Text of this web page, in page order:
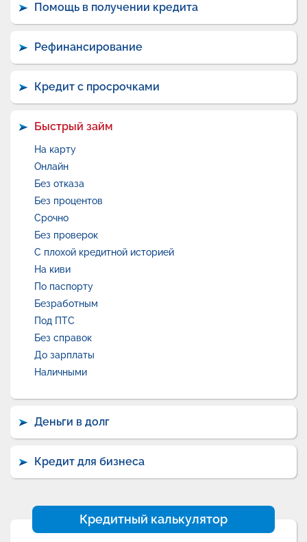
Помощь в получении кредита
Рефинансирование
Кредит с просрочками
Быстрый займ
На карту
Онлайн
Без отказа
Без процентов
Срочно
Без проверок
С плохой кредитной историей
На киви
По паспорту
Безработным
Под ПТС
Без справок
До зарплаты
Наличными
Деньги в долг
Кредит для бизнеса
Кредитный калькулятор